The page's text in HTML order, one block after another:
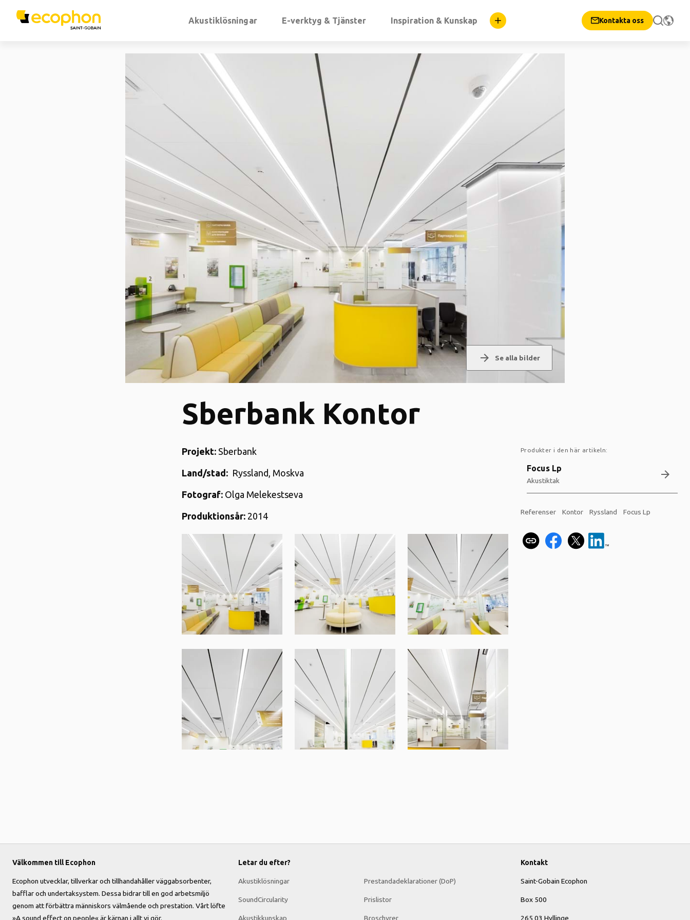
Akustiklösningar E-verktyg & Tjänster Inspiration & Kunskap Kontakta oss
arrow_forward Se alla bilder
Sberbank Kontor
Projekt: Sberbank
Land/stad: Ryssland, Moskva
Fotograf: Olga Melekestseva
Produktionsår: 2014
Produkter i den här artikeln:
Focus Lp
Akustiktak arrow_forward
Referenser Kontor Ryssland Focus Lp
Välkommen till Ecophon
Ecophon utvecklar, tillverkar och tillhandahåller väggabsorbenter,
bafflar och undertaksystem. Dessa bidrar till en god arbetsmiljö
genom att förbättra människors välmående och prestation. Vårt löfte
»A sound effect on people« är kärnan i allt vi gör.
Letar du efter?
Akustiklösningar
SoundCircularity
Akustikkunskap
Prestandadeklarationer (DoP)
Prislistor
Broschyrer
Kontakt
Saint-Gobain Ecophon
Box 500
265 03 Hyllinge